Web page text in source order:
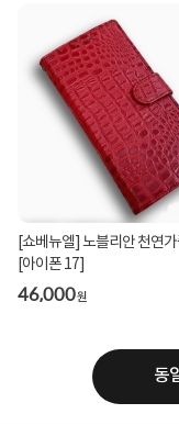
[쇼베뉴엘] 노블리안 천연
[아이폰 17]
46,000원
동